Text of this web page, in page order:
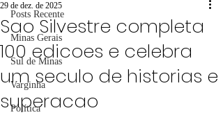
Posts Recente
Minas Gerais
Sul de Minas
Varginha
Política
Sao Silvestre completa
100 edicoes e celebra
um seculo de historias e
superacao
29 de dez. de 2025